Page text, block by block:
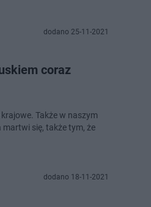
dodano 25-11-2021
coraz
Także w naszym
martwi się, także tym, że
dodano 18-11-2021